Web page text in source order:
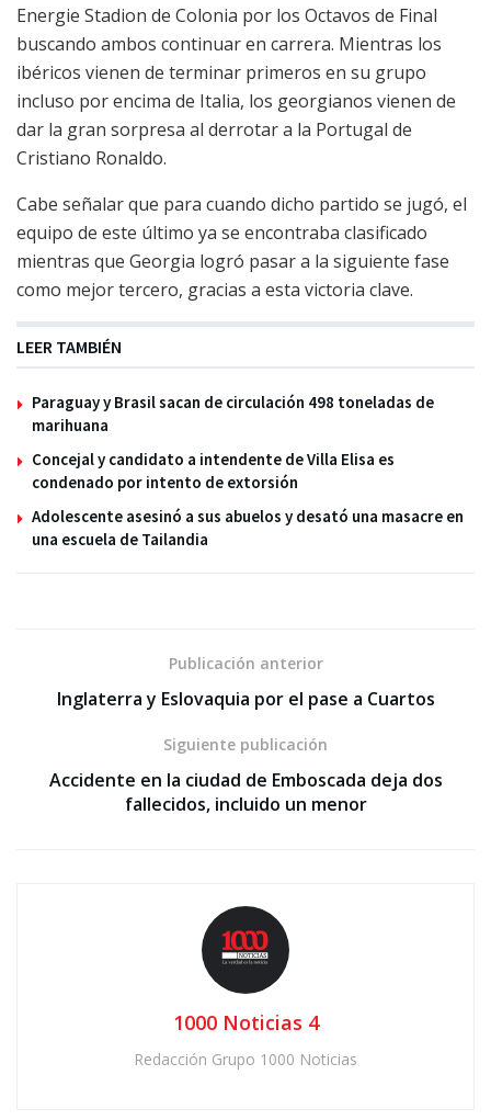
Energie Stadion de Colonia por los Octavos de Final
buscando ambos continuar en carrera. Mientras los
ibéricos vienen de terminar primeros en su grupo
incluso por encima de Italia, los georgianos vienen de
dar la gran sorpresa al derrotar a la Portugal de
Cristiano Ronaldo.
Cabe señalar que para cuando dicho partido se jugó, el
equipo de este último ya se encontraba clasificado
mientras que Georgia logró pasar a la siguiente fase
como mejor tercero, gracias a esta victoria clave.
LEER TAMBIÉN
Paraguay y Brasil sacan de circulación 498 toneladas de
marihuana
Concejal y candidato a intendente de Villa Elisa es
condenado por intento de extorsión
Adolescente asesinó a sus abuelos y desató una masacre en
una escuela de Tailandia
Publicación anterior
Inglaterra y Eslovaquia por el pase a Cuartos
Siguiente publicación
Accidente en la ciudad de Emboscada deja dos
fallecidos, incluido un menor
1000 Noticias 4
Redacción Grupo 1000 Noticias